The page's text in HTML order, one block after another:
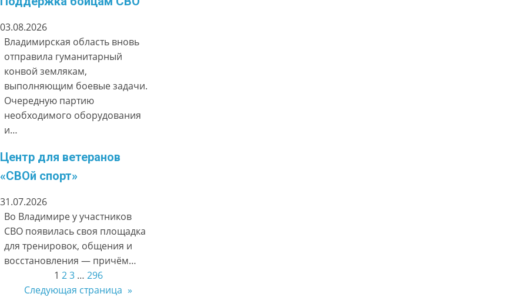
03.08.2026
Владимирская область вновь
отправила гуманитарный
конвой землякам,
выполняющим боевые задачи.
Очередную партию
необходимого оборудования
и…
Центр для ветеранов
«СВОй спорт»
31.07.2026
Во Владимире у участников
СВО появилась своя площадка
для тренировок, общения и
восстановления — причём…
1 23 … 296
Следующая страница »